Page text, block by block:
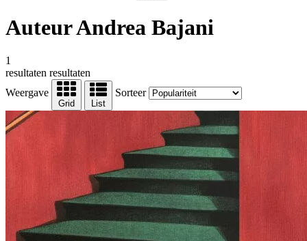
Auteur Andrea Bajani
1
resultaten resultaten
Weergave
Grid List
Sorteer